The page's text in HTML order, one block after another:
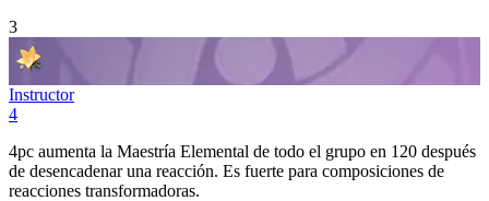
3
Instructor
4
4pc aumenta la Maestría Elemental de todo el grupo en 120 después
de desencadenar una reacción. Es fuerte para composiciones de
reacciones transformadoras.